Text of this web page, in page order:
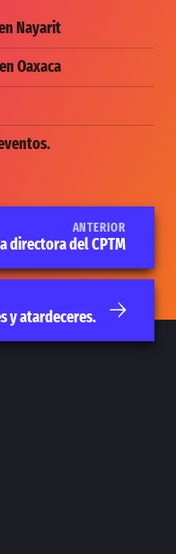
Nayarit
Oaxaca
ANTERIOR
directora del CPTM
y atardeceres.